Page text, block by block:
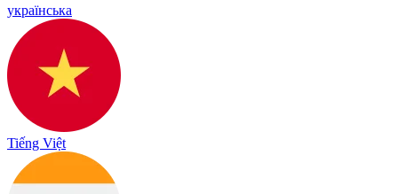
українська
Tiếng Việt